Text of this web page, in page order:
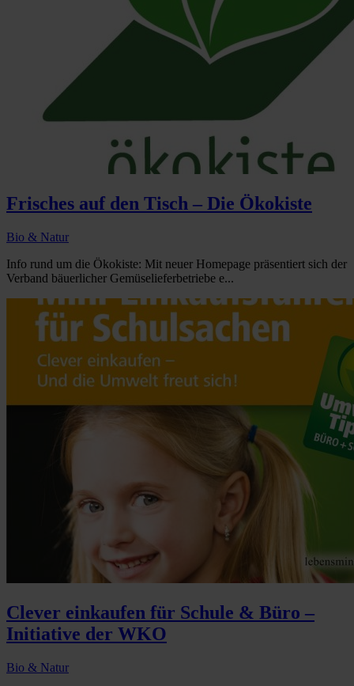
Frisches auf den Tisch – Die Ökokiste
Bio & Natur
Info rund um die Ökokiste: Mit neuer Homepage präsentiert sich der
Verband bäuerlicher Gemüselieferbetriebe e...
Clever einkaufen für Schule & Büro –
Initiative der WKO
Bio & Natur